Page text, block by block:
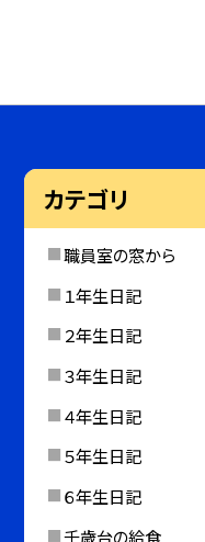
カテゴリ
職員室の窓から
１年生日記
２年生日記
３年生日記
４年生日記
５年生日記
６年生日記
千歳台の給食